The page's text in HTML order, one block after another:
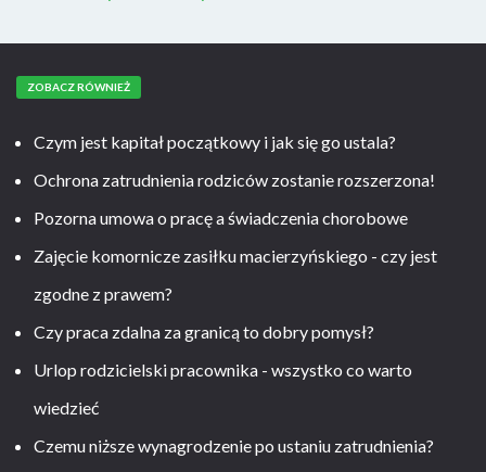
ZOBACZ RÓWNIEŻ
Czym jest kapitał początkowy i jak się go ustala?
Ochrona zatrudnienia rodziców zostanie rozszerzona!
Pozorna umowa o pracę a świadczenia chorobowe
Zajęcie komornicze zasiłku macierzyńskiego - czy jest
zgodne z prawem?
Czy praca zdalna za granicą to dobry pomysł?
Urlop rodzicielski pracownika - wszystko co warto
wiedzieć
Czemu niższe wynagrodzenie po ustaniu zatrudnienia?